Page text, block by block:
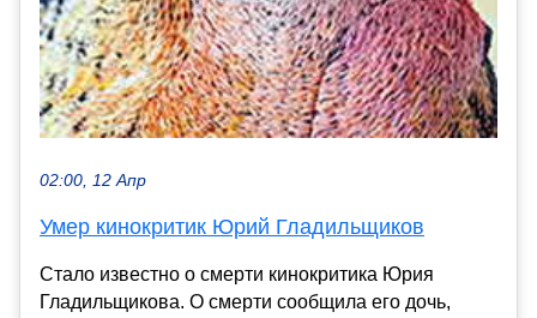
02:00, 12 Апр
Умер кинокритик Юрий Гладильщиков
Стало известно о смерти кинокритика Юрия
Гладильщикова. О смерти сообщила его дочь,